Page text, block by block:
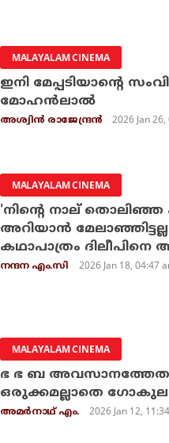
MALAYALAM CINEMA
ഇനി മേപ്പടിയാന്റെ
മോഹന്‍ലാല്‍
അശ്വിന്‍ രാജേന്ദ്രന്‍ 2026 Jan
MALAYALAM CINEMA
'നിന്റെ നാല് തൊലിഞ്ഞ
അറിയാൻ
കഥാപാത്രം
നന്ദന എം.സി 2026 Jan 18, 04:47
MALAYALAM CINEMA
ഭ ഭ ബ
ഒരുക്കമല്ലാതെ
അമര്‍നാഥ് എം. 2026 Jan 12,